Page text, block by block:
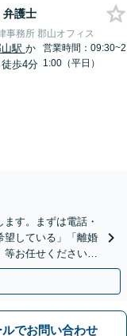
弁護士
事務所 郡山オフィス
駅 か
徒歩4分
営業時間：09:30~2
1:00（平日）
す。まずは電話・
望している」「離婚
等お任せください。
ルでお問い合わせ